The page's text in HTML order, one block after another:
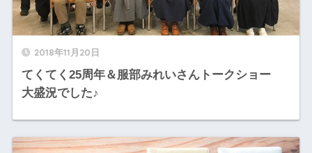
2018年11月20日
てくてく25周年＆服部みれいさんトークショー
大盛況でした♪